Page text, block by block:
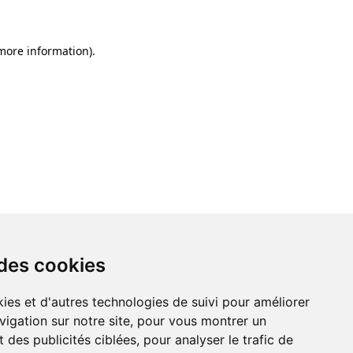
cookies
et d'autres technologies de suivi pour améliorer
sur notre site, pour vous montrer un
des publicités ciblées, pour analyser le trafic de
information).